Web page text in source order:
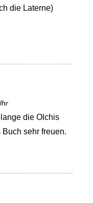
die Laterne)
die Olchis
sehr freuen.